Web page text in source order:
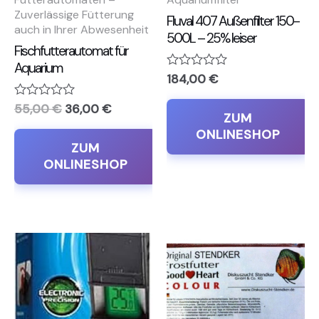
Zuverlässige Fütterung
auch in Ihrer Abwesenheit
Fischfutterautomat für
Aquarium
Bewertet
0
55,00€ 36,00€
ZUM
ONLINESHOP
Fluval 407 Außenfilter 150-
500L – 25% leiser
Bewertet
0
184,00€
ZUM
ONLINESHOP